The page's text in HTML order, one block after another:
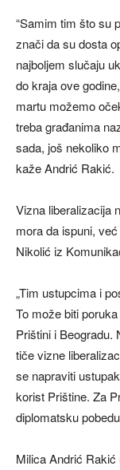
“Samim tim što su
znači da su dosta
najboljem slučaju
do kraja ove
martu možemo
treba građanima
sada, još nekoliko
kaže Andrić Rakić.
Vizna liberalizacija
mora da ispuni,
Nikolić iz
„Tim ustupcima i
To može biti
Prištini i Beogradu.
tiče vizne
se napraviti
korist Prištine. Za
diplomatsku
Milica Andrić